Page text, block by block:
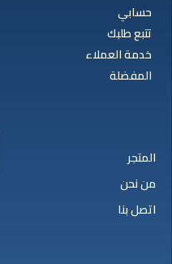
حسابي
تتبع طلبك
خدمة العملاء
المفضلة
المتجر
من نحن
اتصل بنا